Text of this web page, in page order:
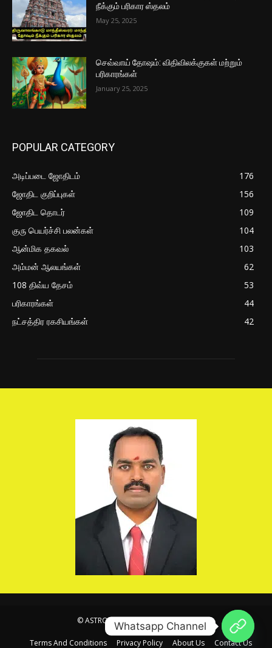
நீக்கும் பரிகார ஸ்தலம்
May 25, 2025
செவ்வாய் தோஷம்: விதிவிலக்குகள் மற்றும்
பரிகாரங்கள்
January 25, 2025
POPULAR CATEGORY
அடிப்படை ஜோதிடம்
176
ஜோதிட குறிப்புகள்
156
ஜோதிட தொடர்
109
குரு பெயர்ச்சி பலன்கள்
104
ஆன்மிக தகவல்
103
அம்மன் ஆலயங்கள்
62
108 திவ்ய தேசம்
53
பரிகாரங்கள்
44
நட்சத்திர ரகசியங்கள்
42
© ASTROSIVA . All Rights Reserved.
Terms And Conditions Privacy Policy About Us Contact Us
Whatsapp Channel